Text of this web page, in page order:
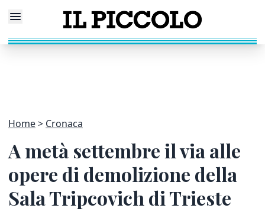
Home Cronaca
A metà settembre il via alle
opere di demolizione della
Sala Tripcovich di Trieste